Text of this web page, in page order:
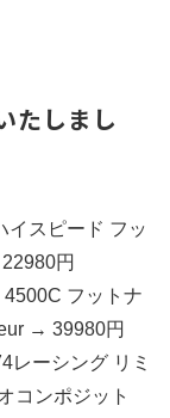
たしまし
イスピード フッ
円
フットナ
→ 39980円
レーシング リミ
コンポジット